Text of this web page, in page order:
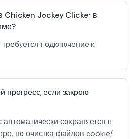
Chicken Jockey Clicker в
подключение к
прогресс, если закрою
сохраняется в
но очистка файлов cookie/